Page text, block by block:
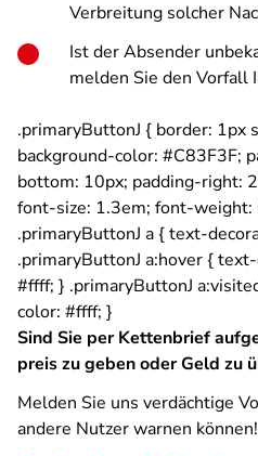
Verbreitung solcher
Ist der Absender
melden Sie den Vorfall
.primaryButtonJ { border: 1px
background-color: #C83F3F;
bottom: 10px; padding-right:
font-size: 1.3em; font-
.primaryButtonJ a { text-
.primaryButtonJ a:hover {
#ffff; } .primaryButtonJ
color: #ffff; }
Sind Sie per Kettenbrief
preis zu geben oder Geld zu
Melden Sie uns verdächtige
andere Nutzer warnen können!